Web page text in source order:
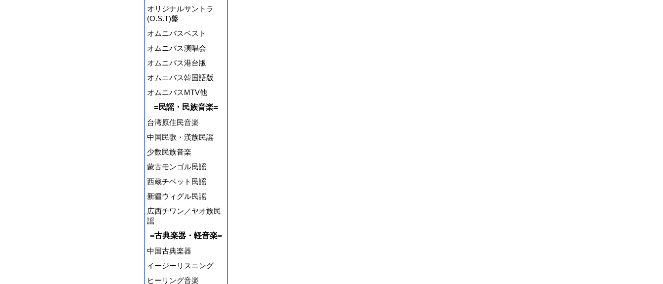
オリジナルサントラ
(O.S.T)盤
オムニバスベスト
オムニバス演唱会
オムニバス港台版
オムニバス韓国語版
オムニバスMTV他
=民謡・民族音楽=
台湾原住民音楽
中国民歌・漢族民謡
少数民族音楽
蒙古モンゴル民謡
西蔵チベット民謡
新疆ウィグル民謡
広西チワン／ヤオ族民
謡
=古典楽器・軽音楽=
中国古典楽器
イージーリスニング
ヒーリング音楽